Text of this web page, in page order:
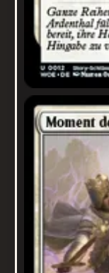
Moment der Tapferkeit